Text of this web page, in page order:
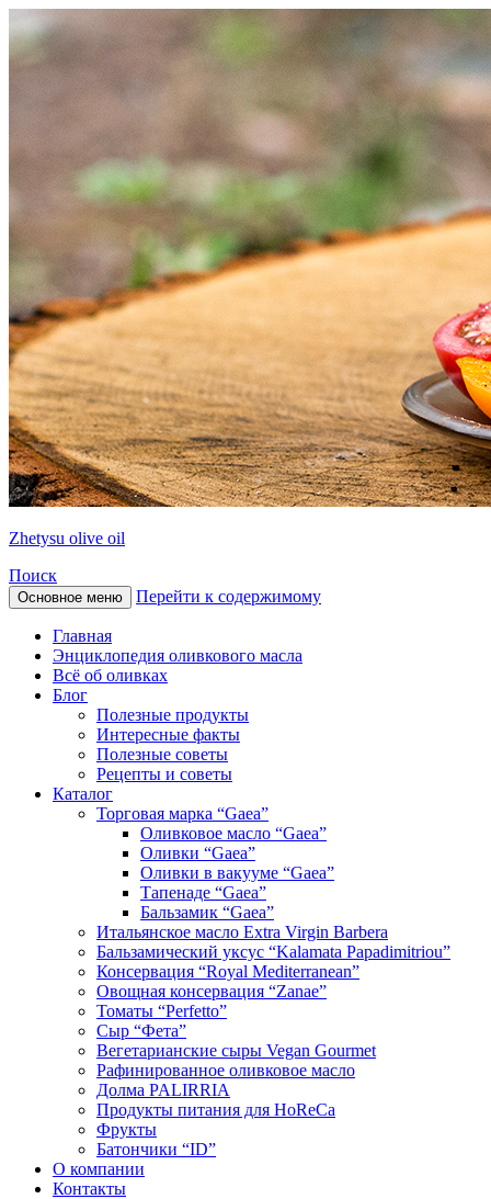
Zhetysu olive oil
Поиск
Основное меню Перейти к содержимому
Главная
Энциклопедия оливкового масла
Всё об оливках
Блог
Полезные продукты
Интересные факты
Полезные советы
Рецепты и советы
Каталог
Торговая марка “Gaea”
Оливковое масло “Gaea”
Оливки “Gaea”
Оливки в вакууме “Gaea”
Тапенаде “Gaea”
Бальзамик “Gaea”
Итальянское масло Extra Virgin Barbera
Бальзамический уксус “Kalamata Papadimitriou”
Консервация “Royal Mediterranean”
Овощная консервация “Zanae”
Томаты “Perfetto”
Сыр “Фета”
Вегетарианские сыры Vegan Gourmet
Рафинированное оливковое масло
Долма PALIRRIA
Продукты питания для HoReCa
Фрукты
Батончики “ID”
О компании
Контакты